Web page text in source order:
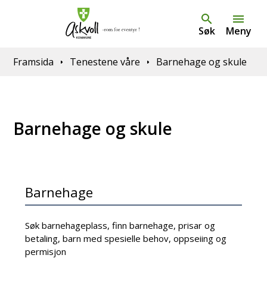
Søk Meny
Du er her:
Framsida Tenestene våre Barnehage og skule
Barnehage og skule
Barnehage
Søk barnehageplass, finn barnehage, prisar og
betaling, barn med spesielle behov, oppseiing og
permisjon